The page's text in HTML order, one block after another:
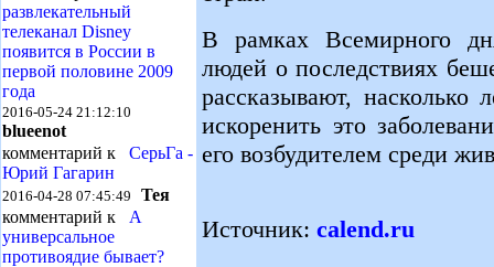
развлекательный
телеканал Disney
появится в России в
первой половине 2009
года
2016-05-24 21:12:10
blueenot
комментарий к СерьГа -
Юрий Гагарин
2016-04-28 07:45:49 Тея
комментарий к А
универсальное
противоядие бывает?
В рамках Всемирного
людей о последствиях
рассказывают, насколько
искоренить это
его возбудителем среди
Источник: calend.ru